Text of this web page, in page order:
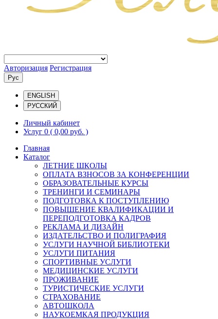
Авторизация Регистрация
Рус
ENGLISH
РУССКИЙ
Личный кабинет
Услуг 0 ( 0,00 руб. )
Главная
Каталог
ЛЕТНИЕ ШКОЛЫ
ОПЛАТА ВЗНОСОВ ЗА КОНФЕРЕНЦИИ
ОБРАЗОВАТЕЛЬНЫЕ КУРСЫ
ТРЕНИНГИ И СЕМИНАРЫ
ПОДГОТОВКА К ПОСТУПЛЕНИЮ
ПОВЫШЕНИЕ КВАЛИФИКАЦИИ И
ПЕРЕПОДГОТОВКА КАДРОВ
РЕКЛАМА И ДИЗАЙН
ИЗДАТЕЛЬСТВО И ПОЛИГРАФИЯ
УСЛУГИ НАУЧНОЙ БИБЛИОТЕКИ
УСЛУГИ ПИТАНИЯ
СПОРТИВНЫЕ УСЛУГИ
МЕДИЦИНСКИЕ УСЛУГИ
ПРОЖИВАНИЕ
ТУРИСТИЧЕСКИЕ УСЛУГИ
СТРАХОВАНИЕ
АВТОШКОЛА
НАУКОЕМКАЯ ПРОДУКЦИЯ